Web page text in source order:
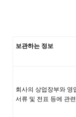
보관하는 정보
회사의 상업장부와 영
서류 및 전표 등에 관